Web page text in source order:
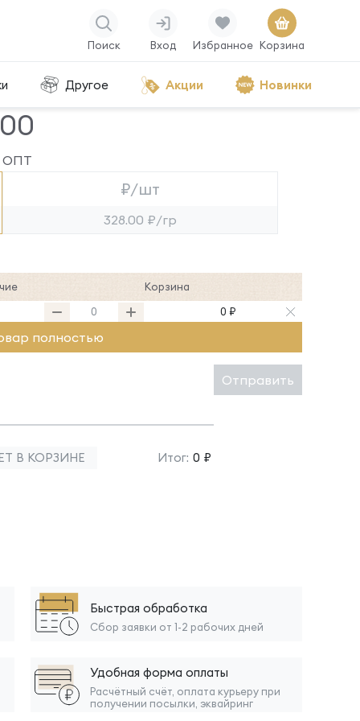
Поиск Вход Избранное Корзина
Другое Акции Новинки
ОПТ
₽/шт
328.00 ₽/гр
Корзина
0 ₽
полностью
Отправить
В КОРЗИНЕ Итог: 0 ₽
Быстрая обработка
Сбор заявки от 1-2 рабочих дней
Удобная форма оплаты
Расчётный счёт, оплата курьеру при
получении посылки, эквайринг